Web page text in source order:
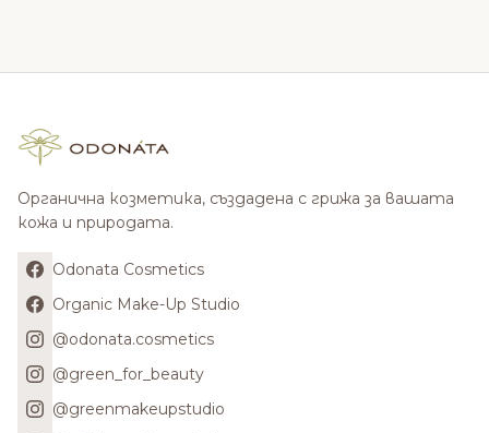
Органична козметика, създадена с грижа за вашата
кожа и природата.
Odonata Cosmetics
Organic Make-Up Studio
@odonata.cosmetics
@green_for_beauty
@greenmakeupstudio